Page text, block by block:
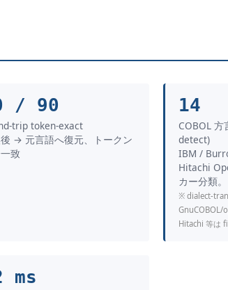
/ 90
trip token-exact
→ 元言語へ復元、トークン
致
14
COBOL
detect)
IBM /
Hitachi
カー分類。
※ dialect-
GnuCOBOL/
Hitachi 等は
ms